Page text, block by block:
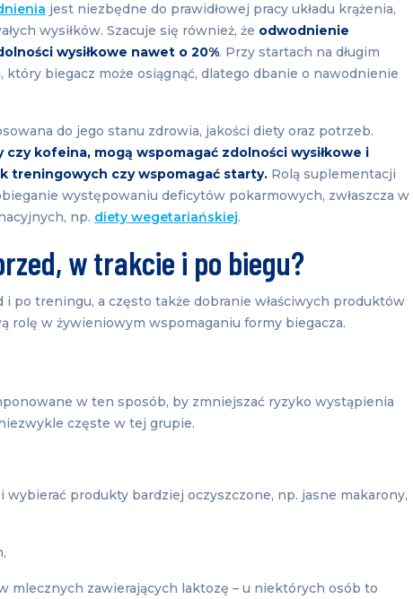
jest niezbędne do prawidłowej pracy układu krążenia,
wysiłków. Szacuje się również, że odwodnienie
wysiłkowe nawet o 20%. Przy startach na długim
biegacz może osiągnąć, dlatego dbanie o nawodnienie
do jego stanu zdrowia, jakości diety oraz potrzeb.
kofeina, mogą wspomagać zdolności wysiłkowe i
treningowych czy wspomagać starty. Rolą suplementacji
występowaniu deficytów pokarmowych, zwłaszcza w
np. diety wegetariańskiej.
w trakcie i po biegu?
po treningu, a często także dobranie właściwych produktów
rolę w żywieniowym wspomaganiu formy biegacza.
w ten sposób, by zmniejszać ryzyko wystąpienia
częste w tej grupie.
i wybierać produkty bardziej oczyszczone, np. jasne makarony,
mlecznych zawierających laktozę – u niektórych osób to